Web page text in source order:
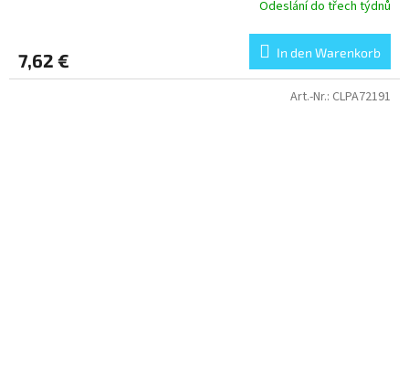
Odeslání do třech týdnů
7,62 € In den Warenkorb
Art.-Nr.: CLPA72191